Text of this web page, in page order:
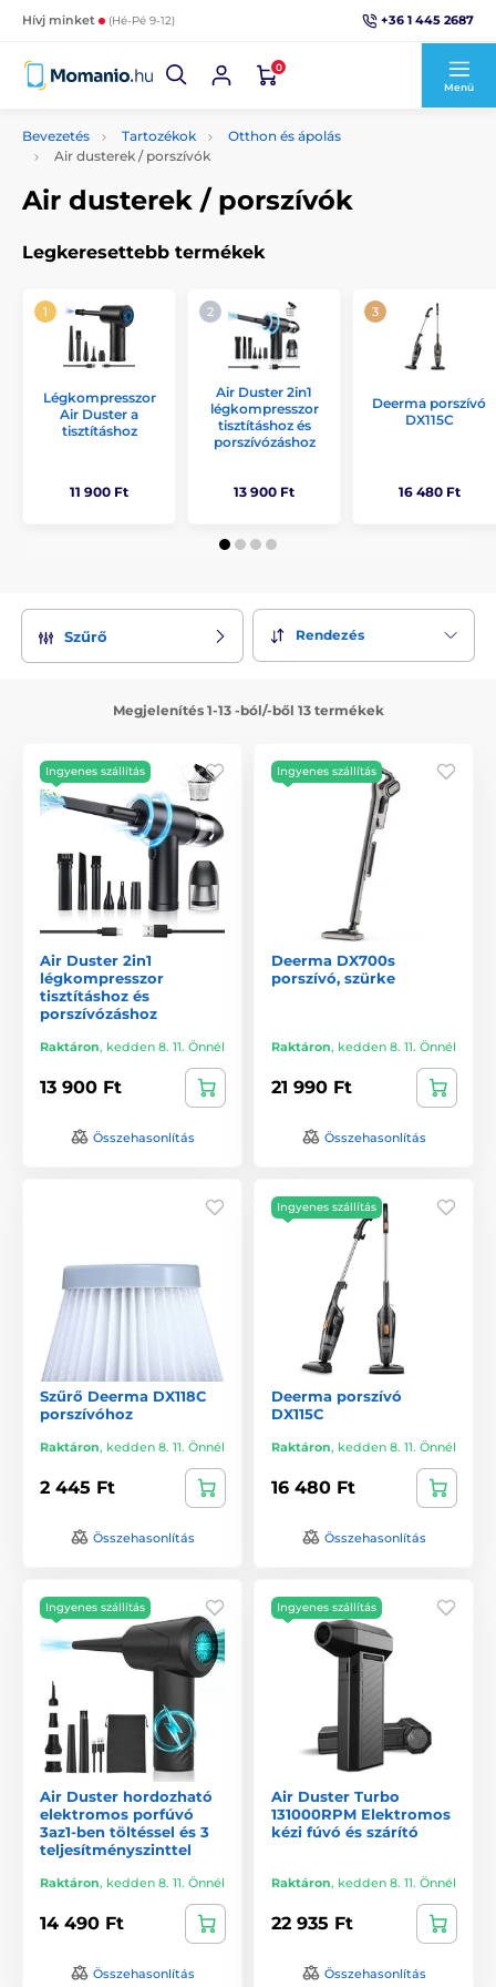
Hívj minket (Hé-Pé 9-12) +36 1 445 2687
0
Menü
Bevezetés Tartozékok
Otthon és ápolás
Air dusterek / porszívók
Air dusterek / porszívók
Legkeresettebb termékek
Légkompresszor
Air Duster a
tisztításhoz
11 900 Ft
Air Duster 2in1
légkompresszor
tisztításhoz és
porszívózáshoz
13 900 Ft
Deerma porszívó
DX115C
16 480 Ft
Szűrő Rendezés
Megjelenítés 1-13 -ból/-ből 13 termékek
Ingyenes szállítás
Air Duster 2in1
légkompresszor
tisztításhoz és
porszívózáshoz
Raktáron, kedden 8. 11. Önnél
13 900 Ft
Összehasonlítás
Ingyenes szállítás
Deerma DX700s
porszívó, szürke
Raktáron, kedden 8. 11. Önnél
21 990 Ft
Összehasonlítás
Szűrő Deerma DX118C
porszívóhoz
Raktáron, kedden 8. 11. Önnél
2 445 Ft
Összehasonlítás
Ingyenes szállítás
Deerma porszívó
DX115C
Raktáron, kedden 8. 11. Önnél
16 480 Ft
Összehasonlítás
Ingyenes szállítás
Air Duster hordozható
elektromos porfúvó
3az1-ben töltéssel és 3
teljesítményszinttel
Raktáron, kedden 8. 11. Önnél
14 490 Ft
Összehasonlítás
Ingyenes szállítás
Air Duster Turbo
131000RPM Elektromos
kézi fúvó és szárító
Raktáron, kedden 8. 11. Önnél
22 935 Ft
Összehasonlítás